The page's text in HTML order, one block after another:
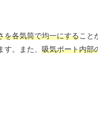
を各気筒で均一にすること
。また、 吸気ポート内部